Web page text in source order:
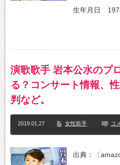
生年月日
演歌歌手 岩本公水のプ
る？コンサート情報、
判など。
2019.01.27 女性歌手 コ
出典：〔